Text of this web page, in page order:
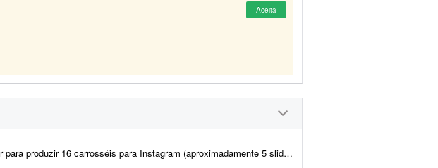
Aceita
para Instagram (aproximadamente 5 slides cada), para duas clientes pediatras. A identidade visual já está pré-definida...